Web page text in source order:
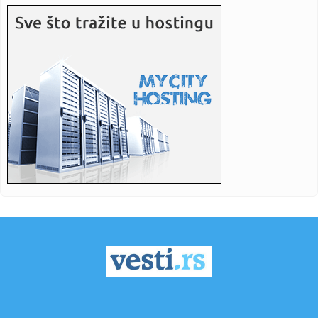
12:18: Evo kako će izgledati austrijski paviljon na EXPO 2027 FOTO
12:18:
biće o...
12:09:Da li će pametne naočare biti zabranjene u Evropi?
12:09:Vučić sa učesnicima kampa "Srbija te zove 2026": "Vi mladi
dok...
12:09:Određeni tačni datumi iznošenja završnih reči u postupku
pro...
Objavljen konkurs za direktora Jovine, roditelji tvrde da će